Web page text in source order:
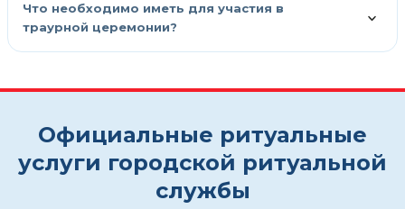
Что необходимо иметь для участия в
траурной церемонии?
Официальные ритуальные
услуги городской ритуальной
службы